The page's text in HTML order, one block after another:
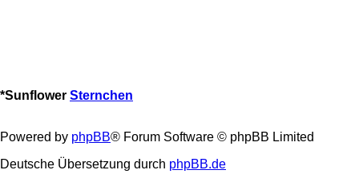
*Sunflower Sternchen
Powered by phpBB® Forum Software © phpBB Limited
Deutsche Übersetzung durch phpBB.de